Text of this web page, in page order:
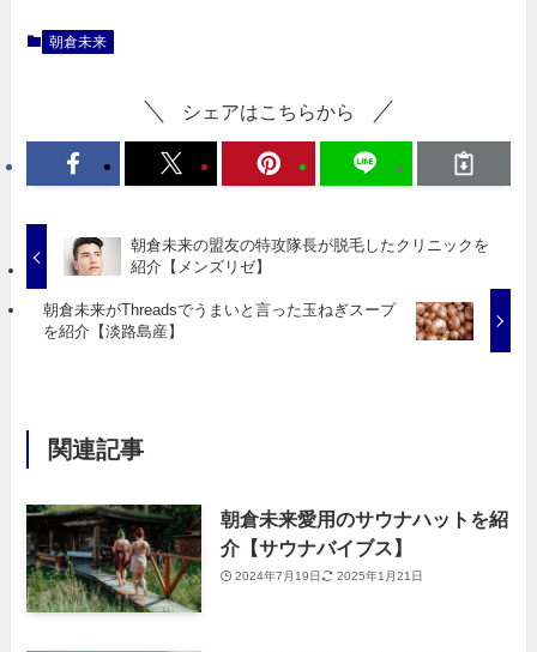
朝倉未来
シェアはこちらから
朝倉未来の盟友の特攻隊長が脱毛したクリニックを
紹介【メンズリゼ】
朝倉未来がThreadsでうまいと言った玉ねぎスープ
を紹介【淡路島産】
関連記事
朝倉未来愛用のサウナハットを紹
介【サウナバイブス】
2024年7月19日 2025年1月21日